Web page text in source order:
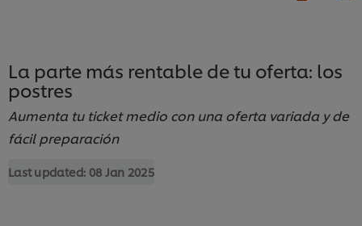
La parte más rentable de tu oferta: los
postres
Aumenta tu ticket medio con una oferta variada y de
fácil preparación
Last updated: 08 Jan 2025